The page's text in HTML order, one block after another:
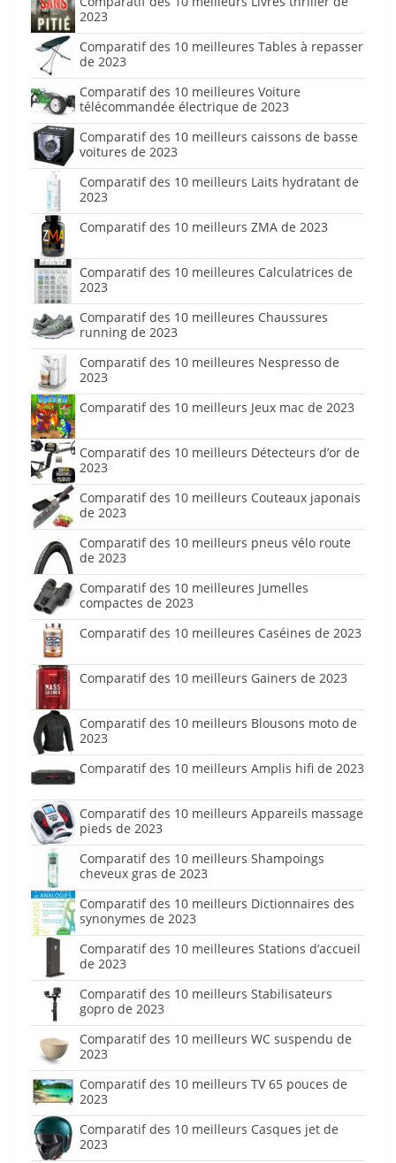
2023
Comparatif des 10 meilleures Tables à repasser
de 2023
Comparatif des 10 meilleures Voiture
télécommandée électrique de 2023
Comparatif des 10 meilleurs caissons de basse
voitures de 2023
Comparatif des 10 meilleurs Laits hydratant de
2023
Comparatif des 10 meilleurs ZMA de 2023
Comparatif des 10 meilleures Calculatrices de
2023
Comparatif des 10 meilleures Chaussures
running de 2023
Comparatif des 10 meilleures Nespresso de
2023
Comparatif des 10 meilleurs Jeux mac de 2023
Comparatif des 10 meilleurs Détecteurs d’or de
2023
Comparatif des 10 meilleurs Couteaux japonais
de 2023
Comparatif des 10 meilleurs pneus vélo route
de 2023
Comparatif des 10 meilleures Jumelles
compactes de 2023
Comparatif des 10 meilleures Caséines de 2023
Comparatif des 10 meilleurs Gainers de 2023
Comparatif des 10 meilleurs Blousons moto de
2023
Comparatif des 10 meilleurs Amplis hifi de 2023
Comparatif des 10 meilleurs Appareils massage
pieds de 2023
Comparatif des 10 meilleurs Shampoings
cheveux gras de 2023
Comparatif des 10 meilleurs Dictionnaires des
synonymes de 2023
Comparatif des 10 meilleures Stations d’accueil
de 2023
Comparatif des 10 meilleurs Stabilisateurs
gopro de 2023
Comparatif des 10 meilleurs WC suspendu de
2023
Comparatif des 10 meilleurs TV 65 pouces de
2023
Comparatif des 10 meilleurs Casques jet de
2023